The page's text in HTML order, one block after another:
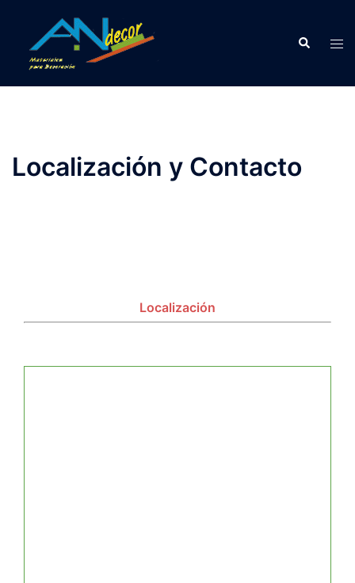
contenido
Buscar
Localización y Contacto
Localización